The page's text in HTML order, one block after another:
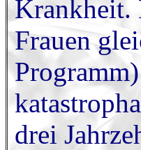
Krankheit.
Frauen
drei